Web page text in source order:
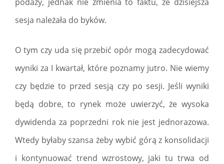
sesja należała do byków.
O tym czy uda się przebić opór mogą zadecydować
wyniki za I kwartał, które poznamy jutro. Nie wiemy
czy będzie to przed sesją czy po sesji. Jeśli wyniki
będą dobre, to rynek może uwierzyć, że wysoka
dywidenda za poprzedni rok nie jest jednorazowa.
Wtedy byłaby szansa żeby wybić górą z konsolidacji
i kontynuować trend wzrostowy, jaki tu trwa od